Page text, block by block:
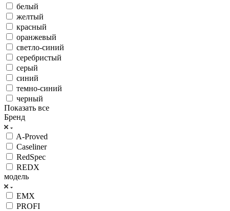
белый
желтый
красный
оранжевый
светло-синий
серебристый
серый
синий
темно-синий
черный
Показать все
Бренд
A-Proved
Caseliner
RedSpec
REDX
модель
EMX
PROFI